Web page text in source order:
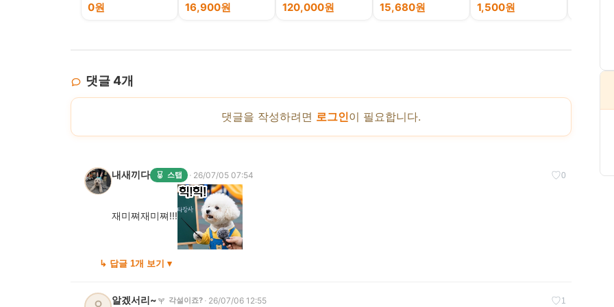
0원
명절 설 추석 선물세
트 500g
16,900원 합,홍탁, 1개
120,000원 15,680원 1,500원
댓글4개
댓글을 작성하려면 로그인이 필요합니다.
♡0
내새끼다 스탭 · 26/07/05 07:54
재미쪄재미쪄!!!
↳ 답글 1개 보기 ▾
♡1
알겠서리~ 각설이죠? · 26/07/06 12:55